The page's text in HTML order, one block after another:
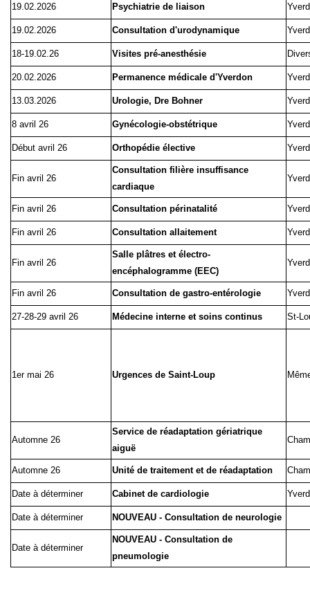
19.02.2026 Psychiatrie de liaison
19.02.2026 Consultation d'urodynamique
18-19.02.26 Visites pré-anesthésie
20.02.2026 Permanence médicale d'Yverdon
13.03.2026 Urologie, Dre Bohner
8 avril 26 Gynécologie-obstétrique
Début avril 26 Orthopédie élective
Fin avril 26
Consultation filière insuffisance
cardiaque
Fin avril 26 Consultation périnatalité
Fin avril 26 Consultation allaitement
Fin avril 26
Salle plâtres et électro-
encéphalogramme (EEC)
Fin avril 26 Consultation de gastro-entérologie
27-28-29 avril 26 Médecine interne et soins continus St-
1er mai 26 Urgences de Saint-Loup
Automne 26
Service de réadaptation gériatrique
aiguë
Automne 26 Unité de traitement et de réadaptation
Date à déterminer Cabinet de cardiologie
Date à déterminer NOUVEAU - Consultation de neurologie
Date à déterminer
NOUVEAU - Consultation de
pneumologie